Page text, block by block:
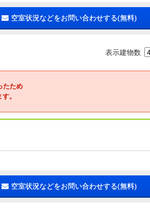
空室状況などをお問い合わせする(無料)
表示建物数
たため
。
空室状況などをお問い合わせする(無料)